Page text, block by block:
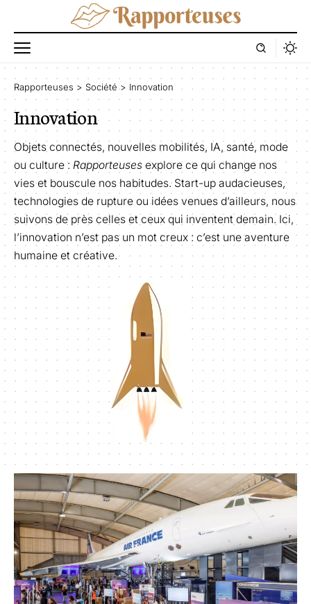
Rapporteuses > Société> Innovation
Innovation
Objets connectés, nouvelles mobilités, IA, santé, mode
ou culture : Rapporteuses explore ce qui change nos
vies et bouscule nos habitudes. Start-up audacieuses,
technologies de rupture ou idées venues d’ailleurs, nous
suivons de près celles et ceux qui inventent demain. Ici,
l’innovation n’est pas un mot creux : c’est une aventure
humaine et créative.